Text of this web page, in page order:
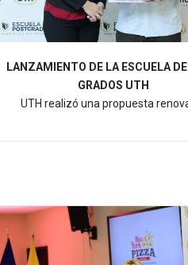
LANZAMIENTO DE LA ESCUELA
GRADOS UTH
UTH realizó una propuesta